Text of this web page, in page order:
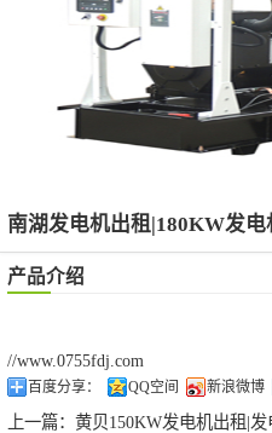
南湖发电机出租|180KW发电
产品介绍
//www.0755fdj.com
百度分享： QQ空间 新浪微博
上一篇： 黄贝150KW发电机出租|
惠州租赁
汕头租赁